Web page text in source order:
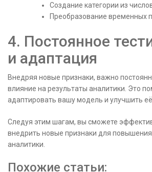
Создание категории из
Преобразование временных
4. Постоянное
и адаптация
Внедряя новые признаки, важно
влияние на результаты аналитики. Это
адаптировать вашу модель и улучшить её
Следуя этим шагам, вы сможете
внедрить новые признаки для повышения
аналитики.
Похожие статьи: